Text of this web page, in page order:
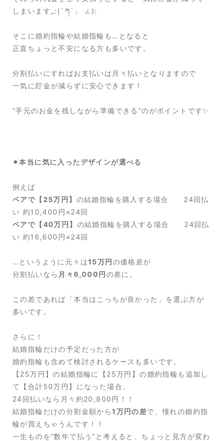
しまいます_:(´ཀ`」 ∠):
そこに婚約指輪や結婚指輪も…となると
正直ちょっと不安になる方も多いです。
分割払いにすればお支払いは月々払いとなりますので
一気に貯金が減らずに安心できます！
“手元のお金を残しながら準備できる”のがポイントです✨
⚫︎本当に気に入ったデザインが選べる
例えば
ペアで【25万円】 の結婚指輪を購入する場合 24回払
い 約10,400円×24回
ペアで【40万円】 の結婚指輪を購入する場合 24回払
い 約16,600円×24回
…というように元々は15万円の価格差が
分割払いなら 月々6,000円の差に。
この差であれば「本当はこっちが良かった」を選ぶ方が
多いです。
さらに！
結婚指輪だけの予定だった方が
婚約指輪も含めて検討されるケースも多いです。
【25万円】の結婚指輪に【25万円】の婚約指輪も追加し
て【合計50万円】になった場合、
24回払いなら月々約20,800円！！
結婚指輪だけの分割金額から1万円の差で、憧れの婚約指
輪が買えちゃうんです！！
一生ものを“数年で払う”と考えると、ちょっと見方が変わ